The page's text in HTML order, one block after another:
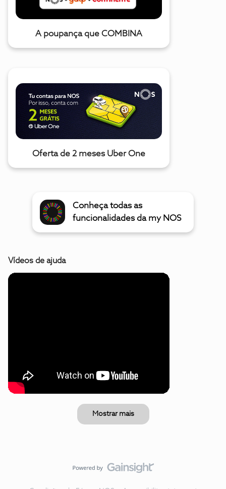
A poupança que COMBINA
Oferta de 2 meses Uber One
Conheça todas as
funcionalidades da my NOS
Vídeos de ajuda
Mostrar mais